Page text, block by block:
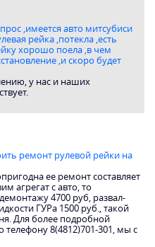
,имеется авто митсубиси
рейка ,потекла ,есть
хорошо поела ,в чем
,и скоро будет
у нас и наших
ремонт рулевой рейки на
ее ремонт составляет
агрегат с авто, то
4700 руб, развал-
ГУРа 1500 руб., такой
Для более подробной
8(4812)701-301, мы с